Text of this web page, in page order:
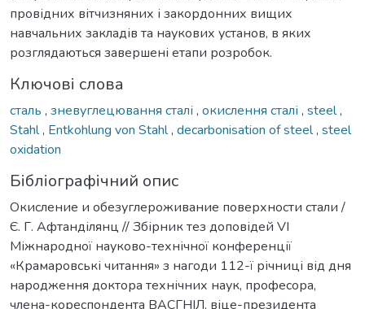
провідних вітчизняних і закордонних вищих
навчальних закладів та наукових установ, в яких
розглядаються завершені етапи розробок.
Ключові слова
сталь , зневуглецювання сталі , окислення сталі , steel,
Stahl, Entkohlung von Stahl, decarbonisation of steel, steel
oxidation
Бібліографічний опис
Окисление и обезуглероживание поверхности стали /
Є. Г. Афтанділянц // Збірник тез доповідей VI
Міжнародної науково-технічної конференції
«Крамаровські читання» з нагоди 112-ї річниці від дня
народження доктора технічних наук, професора,
члена-кореспондента ВАСГНІЛ, віце-президента